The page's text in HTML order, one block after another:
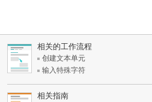
相关的工作流程
创建文本单元
输入特殊字符
相关指南